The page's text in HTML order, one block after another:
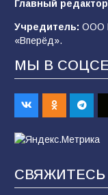
2026 года
101
В Батайске
98
Главный
Учредитель: ООО
«Вперёд».
МЫ В